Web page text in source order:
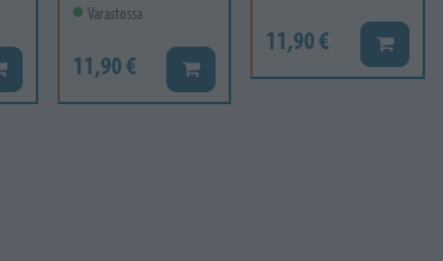
Lisää koriin
Varastossa
11,90 € Lisää koriin
11,90 € Lisää